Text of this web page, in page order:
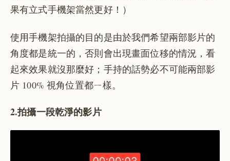
果有立式手機架當然更好！）
使用手機架拍攝的目的是由於我們希望兩部影片的
角度都是統一的，否則會出現畫面位移的情況，看
起來效果就沒那麼好；手持的話勢必不可能兩部影
片 100% 視角位置都ㄧ樣。
2.拍攝一段乾淨的影片